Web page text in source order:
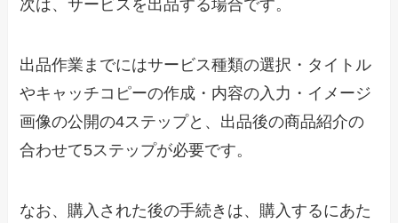
次は、サービスを出品する場合です。
出品作業までにはサービス種類の選択・タイトル
やキャッチコピーの作成・内容の入力・イメージ
画像の公開の4ステップと、出品後の商品紹介の
合わせて5ステップが必要です。
なお、購入された後の手続きは、購入するにあた